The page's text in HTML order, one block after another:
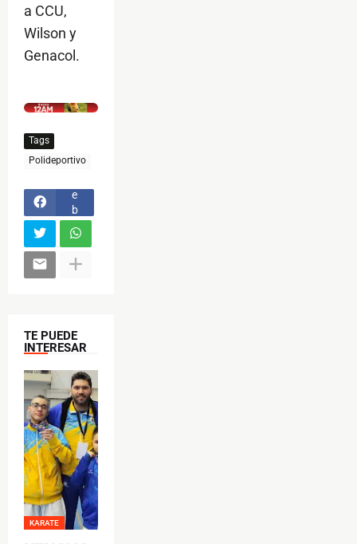
a CCU,
Wilson y
Genacol.
Tags
Polideportivo
a
e
b
o
o
k
TE PUEDE
INTERESAR
KARATE